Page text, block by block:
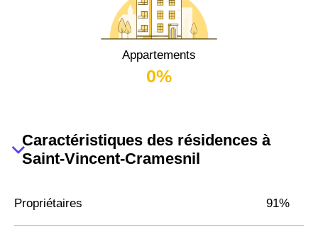
Appartements
0%
Caractéristiques des résidences à
Saint-Vincent-Cramesnil
Propriétaires 91%